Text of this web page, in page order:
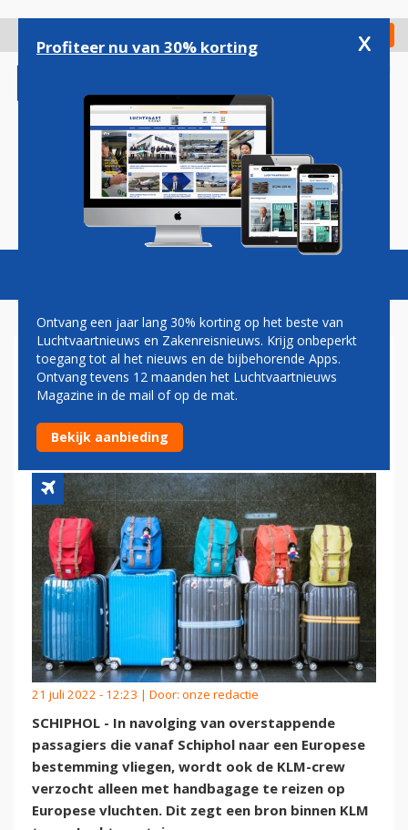
gaan
Check in
Magazine Podcasts Vacatures
OOK PERSONEEL KLM WORDT
OPGEROEPEN MET
HANDBAGAGE TE REIZEN
21 juli 2022 - 12:23 | Door: onze redactie
SCHIPHOL - In navolging van overstappende
passagiers die vanaf Schiphol naar een Europese
bestemming vliegen, wordt ook de KLM-crew
verzocht alleen met handbagage te reizen op
Europese vluchten. Dit zegt een bron binnen KLM
Profiteer nu van 30% korting x
Ontvang een jaar lang 30% korting op het beste van
Luchtvaartnieuws en Zakenreisnieuws. Krijg onbeperkt
toegang tot al het nieuws en de bijbehorende Apps.
Ontvang tevens 12 maanden het Luchtvaartnieuws
Magazine in de mail of op de mat.
Bekijk aanbieding